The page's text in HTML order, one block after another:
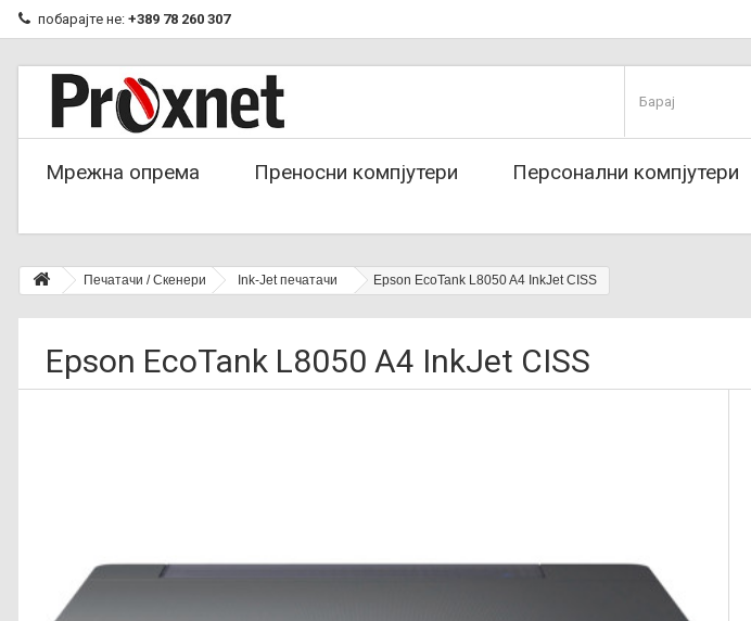
побарајте не: +389 78 260 307
Мрежна опрема Преносни компјутери Персонални компјутери
Печатачи / Скенери Ink-Jet печатачи Epson EcoTank L8050 A4 InkJet CISS
Epson EcoTank L8050 A4 InkJet CISS